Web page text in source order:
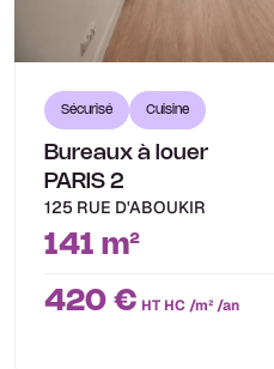
Sécurisé Cuisine
Bureaux à louer
PARIS 2
125 RUE D'ABOUKIR
141 m²
420 € HT HC /m² /an